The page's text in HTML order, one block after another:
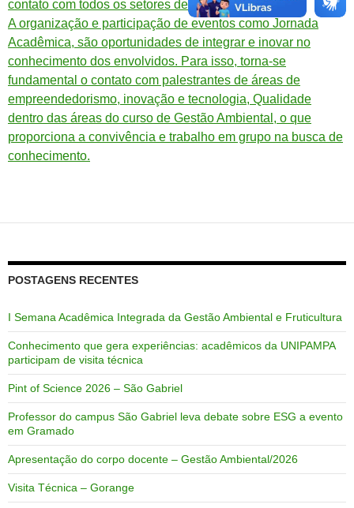
contato com todos os setores de produção.
A organização e participação de eventos como Jornada
Acadêmica, são oportunidades de integrar e inovar no
conhecimento dos envolvidos. Para isso, torna-se
fundamental o contato com palestrantes de áreas de
empreendedorismo, inovação e tecnologia, Qualidade
dentro das áreas do curso de Gestão Ambiental, o que
proporciona a convivência e trabalho em grupo na busca de
conhecimento.
POSTAGENS RECENTES
I Semana Acadêmica Integrada da Gestão Ambiental e Fruticultura
Conhecimento que gera experiências: acadêmicos da UNIPAMPA
participam de visita técnica
Pint of Science 2026 – São Gabriel
Professor do campus São Gabriel leva debate sobre ESG a evento
em Gramado
Apresentação do corpo docente – Gestão Ambiental/2026
Visita Técnica – Gorange